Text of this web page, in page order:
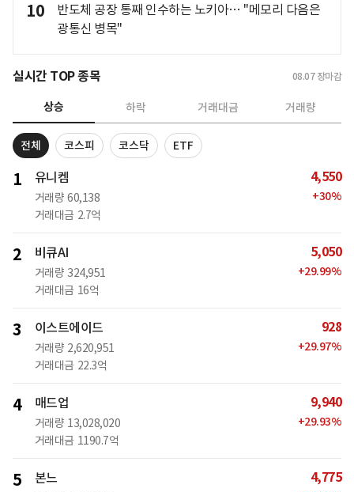
10
반도체 공장 통째 인수하는 노키아… "메모리 다음은
광통신 병목"
실시간 TOP 종목 08.07 장마감
상승 하락 거래대금 거래량
전체 코스피 코스닥 ETF
1 유니켐
거래량 60,138
거래대금 2.7억
4,550
+30%
2 비큐AI
거래량 324,951
거래대금 16억
5,050
+29.99%
3 이스트에이드
거래량 2,620,951
거래대금 22.3억
928
+29.97%
4 매드업
거래량 13,028,020
거래대금 1190.7억
9,940
+29.93%
5 본느 4,775